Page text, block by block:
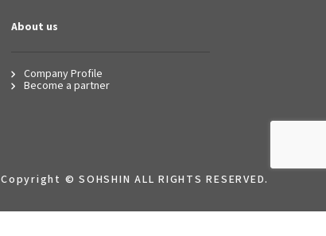
About us
Company Profile
Become a partner
Copyright © SOHSHIN ALL RIGHTS RESERVED.